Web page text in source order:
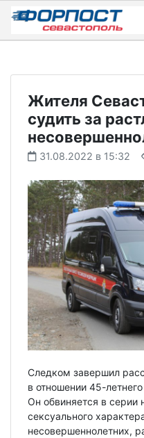
Skip
content
Жителя
судить за
31.08.2022 в 15:32
Следком завершил
в отношении 45-
Он обвиняется в серии
сексуального
несовершеннолетних,